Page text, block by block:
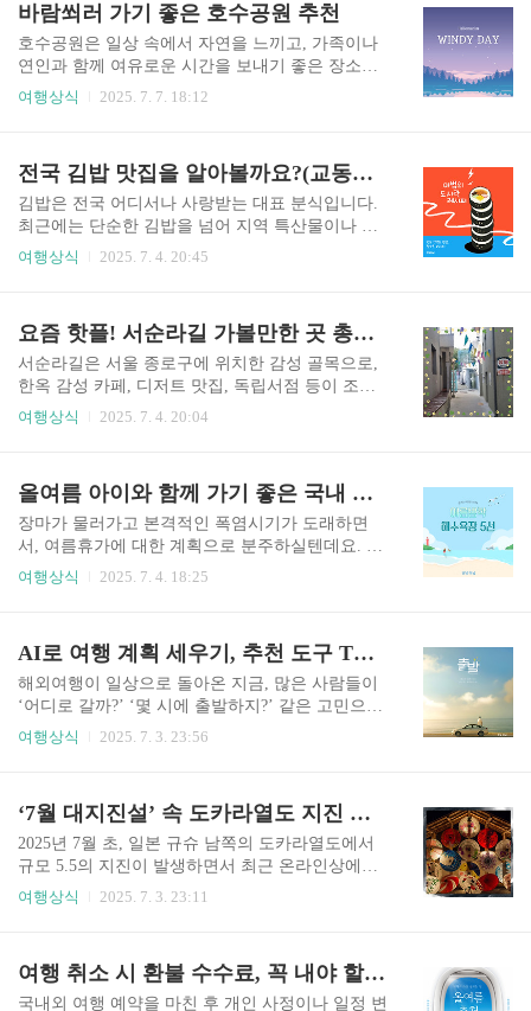
를 따라 형성된 돌길과 나무 그늘은 도심의 무더위
를 완벽히 잊게 만들어 줍..
문하기 좋은 전국 주요 보양식 맛집을 소개하며, 주
소, 지도, 대표 메뉴, 효율적인 방문 팁까지 정리해
드립니다. 여름철 효도 외식, 이보다 더 좋을 수 없
습니다.1. 토속촌 삼계탕 – 서울 효자동의 전통 보
양식 명소주소: 서울특별시 종로구 자하문로5길 5
교통 이용 ..
바람쐬러 가기 좋은 호수공원 추천
호수공원은 일상 속에서 자연을 느끼고, 가족이나
연인과 함께 여유로운 시간을 보내기 좋은 장소입
니다. 이 글에서는 국내 대표적인 호수공원을 추천
수공원 – 도심 속 힐링 명소경기도 고양시에 위치
한 일산호수공원은 수도권 최대 규모의 인공호수
공원으로 유명합니다. 약 30만 평의 넓은 면적을 자
랑하며, 사계절 내내 아름다운 풍경과 다양한 체험
요소를 제공합니다.특히 공원 중심에 위치한 거대
가 높습니다. 곳곳에 벤치와 정자도 마련되어 있어
가족 단위 방문객에게 편리함..
여행상식 2025. 7. 7. 18:12
전국 김밥 맛집을 알아볼까요?(교동김밥,당근김밥,우엉김밥,삼겹살김밥,진미채 김밥)
김밥은 전국 어디서나 사랑받는 대표 분식입니다.
최근에는 단순한 김밥을 넘어 지역 특산물이나 조
리법이 반영된 특색 있는 김밥 맛집들이 여행지 명
밥까지! 지금부터 지역별 대표 김밥 맛집을 소개합
니다.🍱 경주 – 달걀 가득한 전설의 ‘교동김밥’주
소: 경상북도 경주시 포석로 1080운영시간: 매일 0
7:00~19:00 / 연중무휴주차 정보: 인근 공영주차장
특징:노란 달걀지단이 김밥을 감싸는 교동김밥은
수 있으며, 경주 여행 필수 맛집 중 하나입니다.추
천 메뉴: 교동김밥,..
여행상식 2025. 7. 4. 20:45
요즘 핫플! 서순라길 가볼만한 곳 총정리
서순라길은 서울 종로구에 위치한 감성 골목으로,
한옥 감성 카페, 디저트 맛집, 독립서점 등이 조화
를 이루는 복합문화공간입니다. 도보 여행과 사진
리🍀서순라길 개요주소: 서울특별시 종로구 종로5.
6가동 일대위치 정보: 종로5가역, 동대문역사문화
공원역에서 도보 5분 거리소개: 서울 성곽길과 인
접한 서순라길은 오래된 골목에 감성이 더해진 복
합문화공간으로 재조명되고 있으며, 감성 카페와
대문 스퀘어 서울 – 고급 호텔호텔 스카이파크 킹
스타운 동대문 – 가족 및 커플 ..
여행상식 2025. 7. 4. 20:04
올여름 아이와 함께 가기 좋은 국내 해수욕장 5선
장마가 물러가고 본격적인 폭염시기가 도래하면
서, 여름휴가에 대한 계획으로 분주하실텐데요. 만
약 바닷가로 여행을 떠나실 계획이라면, 오늘 글을
곽지과물해변 (제주도)주소: 제주특별자치도 제주
시 애월읍 곽지리 2497-1숙박 정보: 곽지비치펜션,
오션패밀리리조트 등 가족형 펜션 및 리조트 다수
주차 정보: 해변 입구 근처에 무료 공영주차장 있음
주변 맛집: 곽지해녀의 집 – 성게미역국과 해산물
령시 대천항길 123숙박 정보: 대천비치호텔, 가족
형 콘도, 게스트..
여행상식 2025. 7. 4. 18:25
AI로 여행 계획 세우기, 추천 도구 TOP 5
해외여행이 일상으로 돌아온 지금, 많은 사람들이
‘어디로 갈까?’ ‘몇 시에 출발하지?’ 같은 고민으로
여행 계획을 세우느라 바쁩니다. 특히 MBTI가 P이
나 대신 코스를 짜주고 예약까지 도와주는 시대입
니다. 이번 글에서는 여행 일정 짜기와 계획에 유용
한 AI 기반 앱과 도구들, 그리고 각각의 장단점을
소개합니다.💻 주요 여행 AI 도구와 앱 추천AI 기
술을 활용한 여행 앱들은 목적지에 맞는 일정 짜기,
용되는 인기 AI 여행 도구입니다.Google T..
여행상식 2025. 7. 3. 23:56
‘7월 대지진설’ 속 도카라열도 지진 발생, 일본 여행 괜찮을까?
2025년 7월 초, 일본 규슈 남쪽의 도카라열도에서
규모 5.5의 지진이 발생하면서 최근 온라인상에서
떠돌던 ‘7월 일본 대지진설’에 대한 불안감이 현실
데, 이 지진설의 출처와 현재 상황, 그리고 여행객
이 알아야 할 안전 정보를 정리해봤습니다.🏯 일본
여행상식 2025. 7. 3. 23:11
여행 취소 시 환불 수수료, 꼭 내야 할까?
국내외 여행 예약을 마친 후 개인 사정이나 일정 변